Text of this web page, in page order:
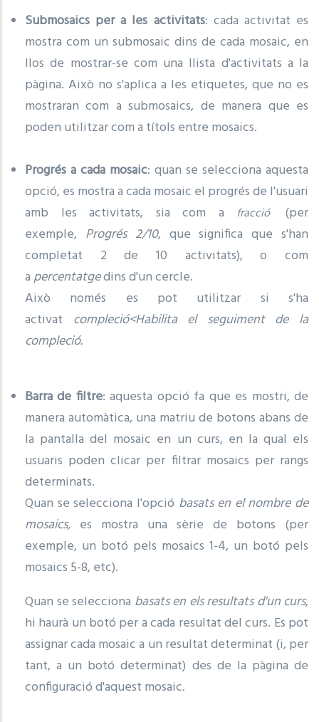
Submosaics per a les activitats: cada activitat es
mostra com un submosaic dins de cada mosaic, en
llos de mostrar-se com una llista d'activitats a la
pàgina. Això no s'aplica a les etiquetes, que no es
mostraran com a submosaics, de manera que es
poden utilitzar com a títols entre mosaics.
Progrés a cada mosaic: quan se selecciona aquesta
opció, es mostra a cada mosaic el progrés de l'usuari
amb les activitats, sia com a
fracció
(per
exemple, Progrés 2/10, que significa que s'han
completat 2 de 10 activitats), o com
apercentatgedins d'un cercle.
Això només es pot utilitzar si s'ha
activat compleció<Habilita el seguiment de la
compleció.
Barra de filtre: aquesta opció fa que es mostri, de
manera automàtica, una matriu de botons abans de
la pantalla del mosaic en un curs, en la qual els
usuaris poden clicar per filtrar mosaics per rangs
determinats.
Quan se selecciona l'opció basats en el nombre de
mosaics, es mostra una sèrie de botons (per
exemple, un botó pels mosaics 1-4, un botó pels
mosaics 5-8, etc).
Quan se selecciona basats en els resultats d'un curs,
hi haurà un botó per a cada resultat del curs. Es pot
assignar cada mosaic a un resultat determinat (i, per
tant, a un botó determinat) des de la pàgina de
configuració d'aquest mosaic.